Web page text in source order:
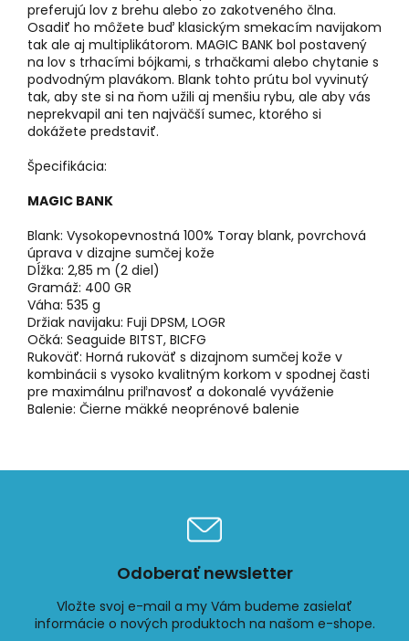
preferujú lov z brehu alebo zo zakotveného člna.
Osadiť ho môžete buď klasickým smekacím navijakom
tak ale aj multiplikátorom. MAGIC BANK bol postavený
na lov s trhacími bójkami, s trhačkami alebo chytanie s
podvodným plavákom. Blank tohto prútu bol vyvinutý
tak, aby ste si na ňom užili aj menšiu rybu, ale aby vás
neprekvapil ani ten najväčší sumec, ktorého si
dokážete predstaviť.
Špecifikácia:
MAGIC BANK
Blank: Vysokopevnostná 100% Toray blank, povrchová
úprava v dizajne sumčej kože
Dĺžka: 2,85 m (2 diel)
Gramáž: 400 GR
Váha: 535 g
Držiak navijaku: Fuji DPSM, LOGR
Očká: Seaguide BITST, BICFG
Rukoväť: Horná rukoväť s dizajnom sumčej kože v
kombinácii s vysoko kvalitným korkom v spodnej časti
pre maximálnu priľnavosť a dokonalé vyváženie
Balenie: Čierne mäkké neoprénové balenie
Odoberať newsletter
Vložte svoj e-mail a my Vám budeme zasielať
informácie o nových produktoch na našom e-shope.